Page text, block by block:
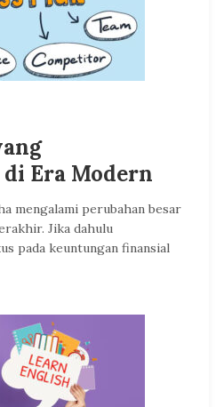
Era Modern
mengalami perubahan besar
Jika dahulu
pada keuntungan finansial